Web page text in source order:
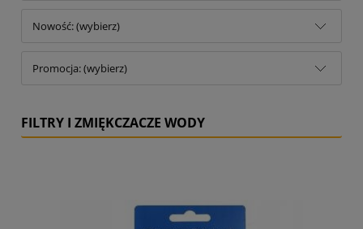
Nowość: (wybierz)
Promocja: (wybierz)
FILTRY I ZMIĘKCZACZE WODY